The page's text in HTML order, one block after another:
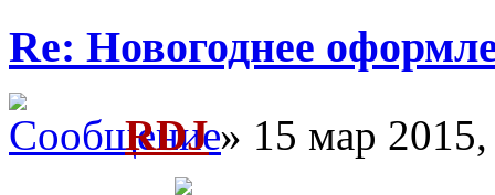
Re: Новогоднее
RDJ» 15 мар